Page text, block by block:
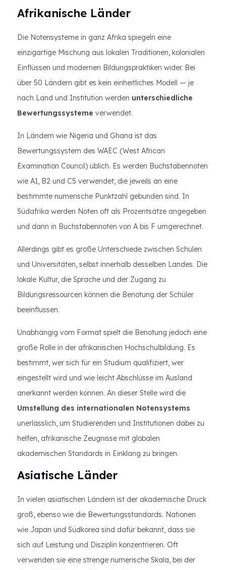
Afrikanische Länder
Die Notensysteme in ganz Afrika spiegeln eine
einzigartige Mischung aus lokalen Traditionen, kolonialen
Einflüssen und modernen Bildungspraktiken wider. Bei
über 50 Ländern gibt es kein einheitliches Modell — je
nach Land und Institution werden unterschiedliche
Bewertungssysteme verwendet.
In Ländern wie Nigeria und Ghana ist das
Bewertungssystem des WAEC (West African
Examination Council) üblich. Es werden Buchstabennoten
wie A1, B2 und C5 verwendet, die jeweils an eine
bestimmte numerische Punktzahl gebunden sind. In
Südafrika werden Noten oft als Prozentsätze angegeben
und dann in Buchstabennoten von A bis F umgerechnet.
Allerdings gibt es große Unterschiede zwischen Schulen
und Universitäten, selbst innerhalb desselben Landes. Die
lokale Kultur, die Sprache und der Zugang zu
Bildungsressourcen können die Benotung der Schüler
beeinflussen.
Unabhängig vom Format spielt die Benotung jedoch eine
große Rolle in der afrikanischen Hochschulbildung. Es
bestimmt, wer sich für ein Studium qualifiziert, wer
eingestellt wird und wie leicht Abschlüsse im Ausland
anerkannt werden können. An dieser Stelle wird die
Umstellung des internationalen Notensystems
unerlässlich, um Studierenden und Institutionen dabei zu
helfen, afrikanische Zeugnisse mit globalen
akademischen Standards in Einklang zu bringen.
Asiatische Länder
In vielen asiatischen Ländern ist der akademische Druck
groß, ebenso wie die Bewertungsstandards. Nationen
wie Japan und Südkorea sind dafür bekannt, dass sie
sich auf Leistung und Disziplin konzentrieren. Oft
verwenden sie eine strenge numerische Skala, bei der